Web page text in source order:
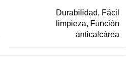
Durabilidad, Fácil
limpieza, Función
anticalcárea